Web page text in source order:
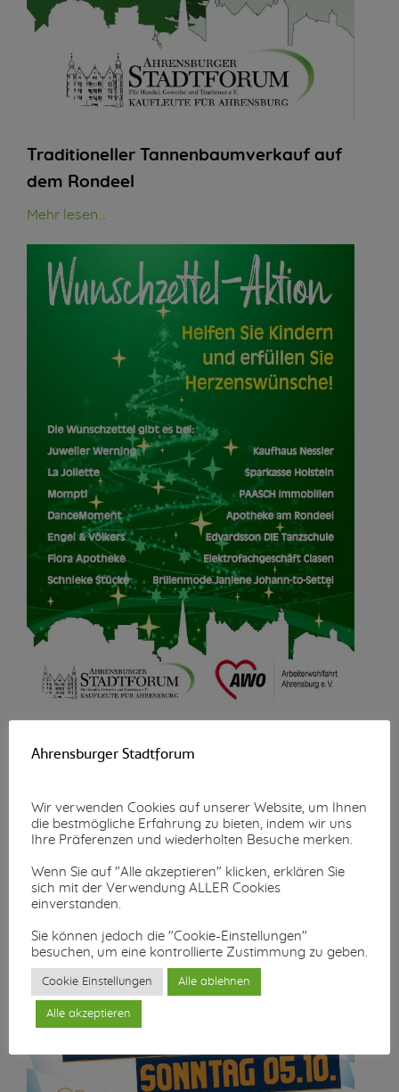
Traditioneller Tannenbaumverkauf auf
dem Rondeel
Mehr lesen...
Wunschzettel-Aktion
Ahrensburger Stadtforum
Wir verwenden Cookies auf unserer Website, um Ihnen
die bestmögliche Erfahrung zu bieten, indem wir uns
Ihre Präferenzen und wiederholten Besuche merken.
Wenn Sie auf "Alle akzeptieren" klicken, erklären Sie
sich mit der Verwendung ALLER Cookies
einverstanden.
Sie können jedoch die "Cookie-Einstellungen"
besuchen, um eine kontrollierte Zustimmung zu geben.
Cookie Einstellungen Alle ablehnen
Alle akzeptieren